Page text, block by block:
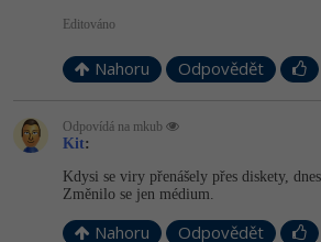
Editováno
Nahoru Odpovědět
Odpovídá na mkub
Kit:
Kdysi se viry přenášely přes diskety,
Změnilo se jen médium.
Nahoru Odpovědět